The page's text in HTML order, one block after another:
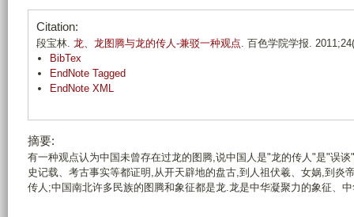
Citation:
段宝林. 龙、龙图腾与龙的传人-兼驳一种观点. 百色学院学报.
BibTex
EndNote Tagged
EndNote XML
摘要:
有一种观点认为中国未曾存在过龙的图腾,说中国人是"龙的传人"是"误
史记载、考古事实等都证明,从开天辟地的盘古,到人祖伏羲、女娲,到炎
传人;中国南北许多民族的图腾和象征都是龙.龙是中华凝聚力的象征、